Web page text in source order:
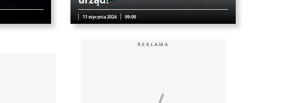
11 stycznia 2024 09:00
REKLAMA